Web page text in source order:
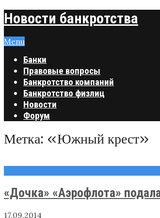
Новости банкротства
Menu
Банки
Правовые вопросы
Банкротство компаний
Банкротство физлиц
Новости
Форум
Метка: «Южный крест»
«Дочка» «Аэрофлота»
17.09.2014